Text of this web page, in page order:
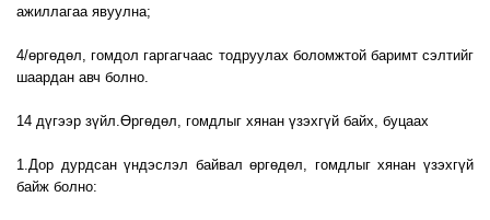
ажиллагаа явуулна;
4/өргөдөл, гомдол гаргагчаас тодруулах боломжтой баримт сэлтийг
шаардан авч болно.
14 дүгээр зүйл.Өргөдөл, гомдлыг хянан үзэхгүй байх, буцаах
1.Дор дурдсан үндэслэл байвал өргөдөл, гомдлыг хянан үзэхгүй
байж болно: